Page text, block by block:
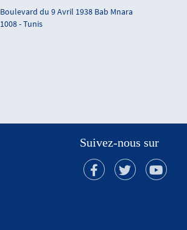
Boulevard du 9 Avril 1938 Bab Mnara
1008 - Tunis
Suivez-nous sur